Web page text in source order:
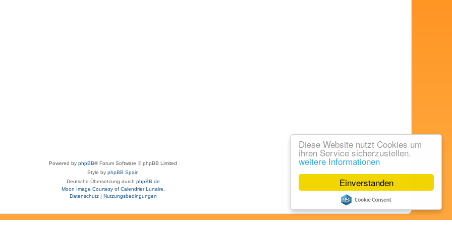
Einverstanden
Diese Website nutzt Cookies um
ihren Service sicherzustellen.
weitere Informationen
Powered by phpBB® Forum Software © phpBB Limited
Style by phpBB Spain
Deutsche Übersetzung durch phpBB.de
Moon Image Courtesy of Calendrier Lunaire.
Datenschutz| Nutzungsbedingungen